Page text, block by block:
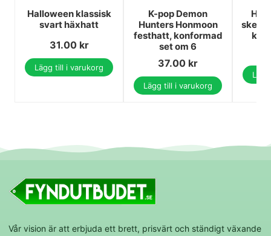
Halloween klassisk
svart häxhatt
31.00 kr
Lägg till i varukorg
K-pop Demon
Hunters Honmoon
festhatt, konformad
set om 6
37.00 kr
Lägg till i varukorg
Vår vision är att erbjuda ett brett, prisvärt och ständigt växande